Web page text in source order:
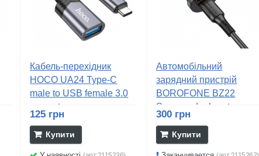
Кабель-перехідник
HOCO UA24 Type-C
male to USB female 3.0
converter...
125 грн
Купити
Автомобільний
зарядний пристрій
BOROFONE BZ22
Scenery dual-port...
300 грн
Купити